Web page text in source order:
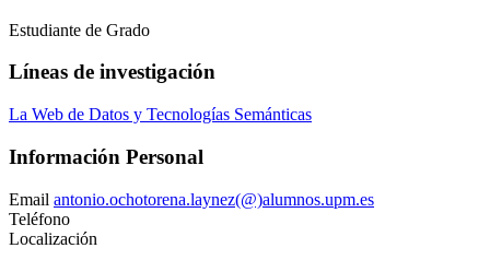
Estudiante de Grado
Líneas de investigación
La Web de Datos y Tecnologías Semánticas
Información Personal
Email antonio.ochotorena.laynez(@)alumnos.upm.es
Teléfono
Localización